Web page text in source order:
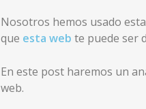
Nosotros hemos usado
que esta web te puede ser
En este post haremos un
web.